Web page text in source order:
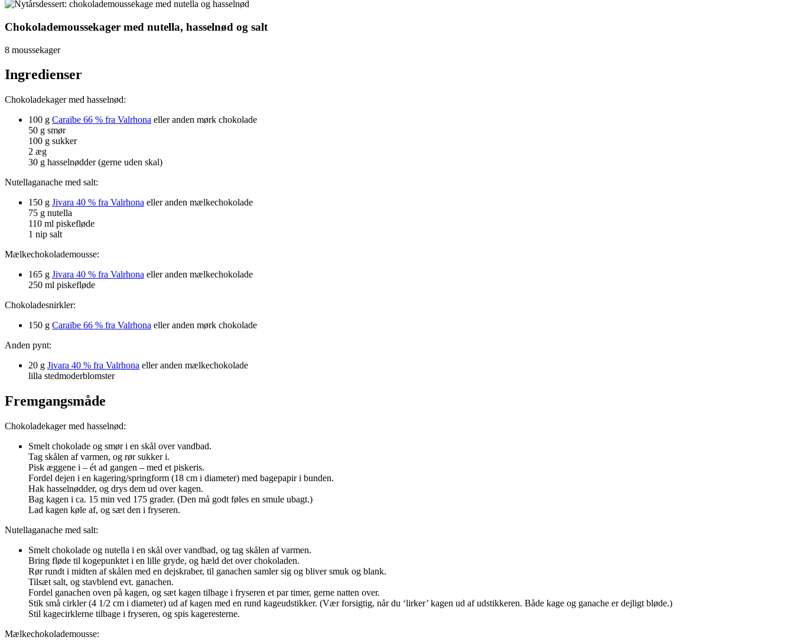
Chokolademoussekager med nutella, hasselnød og salt
8 moussekager
Ingredienser
Chokoladekager med hasselnød:
100 g Caraïbe 66 % fra Valrhona eller anden mørk chokolade
50 g smør
100 g sukker
2 æg
30 g hasselnødder (gerne uden skal)
Nutellaganache med salt:
150 g Jivara 40 % fra Valrhona eller anden mælkechokolade
75 g nutella
110 ml piskefløde
1 nip salt
Mælkechokolademousse:
165 g Jivara 40 % fra Valrhona eller anden mælkechokolade
250 ml piskefløde
Chokoladesnirkler:
150 g Caraïbe 66 % fra Valrhona eller anden mørk chokolade
Anden pynt:
20 g Jivara 40 % fra Valrhona eller anden mælkechokolade
lilla stedmoderblomster
Fremgangsmåde
Chokoladekager med hasselnød:
Smelt chokolade og smør i en skål over vandbad.
Tag skålen af varmen, og rør sukker i.
Pisk æggene i – ét ad gangen – med et piskeris.
Fordel dejen i en kagering/springform (18 cm i diameter) med bagepapir i bunden.
Hak hasselnødder, og drys dem ud over kagen.
Bag kagen i ca. 15 min ved 175 grader. (Den må godt føles en smule ubagt.)
Lad kagen køle af, og sæt den i fryseren.
Nutellaganache med salt:
Smelt chokolade og nutella i en skål over vandbad, og tag skålen af varmen.
Bring fløde til kogepunktet i en lille gryde, og hæld det over chokoladen.
Rør rundt i midten af skålen med en dejskraber, til ganachen samler sig og bliver smuk og blank.
Tilsæt salt, og stavblend evt. ganachen.
Fordel ganachen oven på kagen, og sæt kagen tilbage i fryseren et par timer, gerne natten over.
Stik små cirkler (4 1/2 cm i diameter) ud af kagen med en rund kageudstikker. (Vær forsigtig, når du ‘lirker’ kagen ud af udstikkeren. Både kage og ganache er dejligt bløde.)
Stil kagecirklerne tilbage i fryseren, og spis kageresterne.
Mælkechokolademousse: